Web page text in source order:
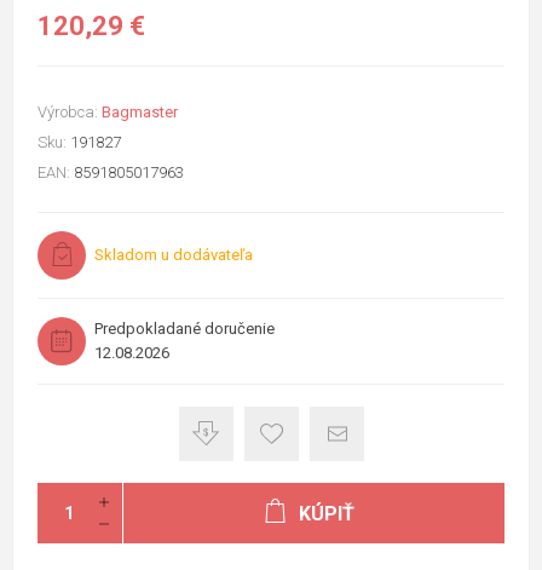
120,29 €
Výrobca: Bagmaster
Sku: 191827
EAN: 8591805017963
Skladom u dodávateľa
Predpokladané doručenie
12.08.2026
KÚPIŤ